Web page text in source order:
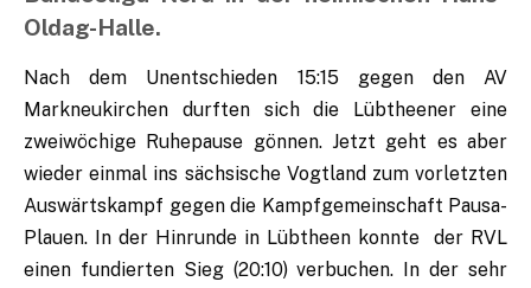
Oldag-Halle.
Nach dem Unentschieden 15:15 gegen den AV
Markneukirchen durften sich die Lübtheener eine
zweiwöchige Ruhepause gönnen. Jetzt geht es aber
wieder einmal ins sächsische Vogtland zum vorletzten
Auswärtskampf gegen die Kampfgemeinschaft Pausa-
Plauen. In der Hinrunde in Lübtheen konnte der RVL
einen fundierten Sieg (20:10) verbuchen. In der sehr